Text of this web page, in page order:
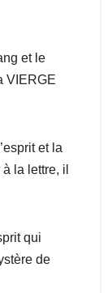
et le
VIERGE
et la
la lettre, il
qui
de